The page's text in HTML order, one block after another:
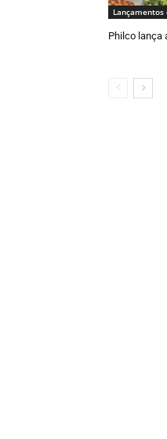
Lançamentos
Philco lança